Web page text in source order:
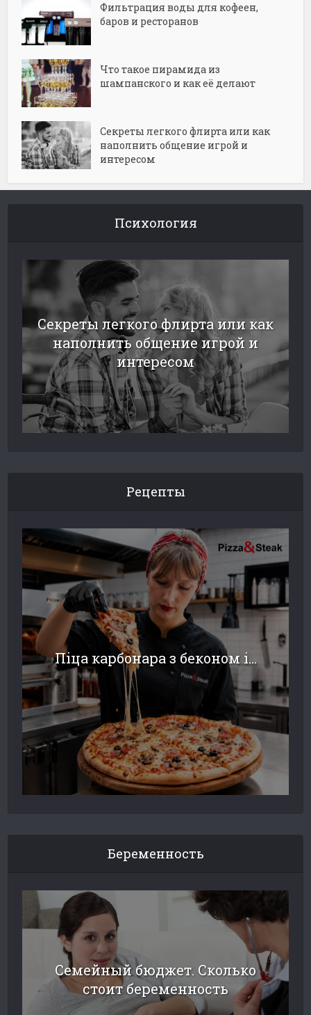
Фильтрация воды для кофеен,
баров и ресторанов
Что такое пирамида из
шампанского и как её делают
Секреты легкого флирта или как
наполнить общение игрой и
интересом
Психология
Секреты легкого флирта или как
наполнить общение игрой и
интересом
Рецепты
Піца карбонара з беконом і...
Беременность
Семейный бюджет. Сколько
стоит беременность